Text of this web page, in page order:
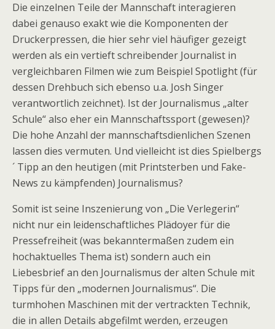
r
e
c
e
t
a
,
C
o
m
r
a
a
m
a
g
r
a
Die einzelnen Teile der Mannschaft interagieren
dabei genauso exakt wie die Komponenten der
Druckerpressen, die hier sehr viel häufiger gezeigt
werden als ein vertieft schreibender Journalist in
vergleichbaren Filmen wie zum Beispiel Spotlight (für
dessen Drehbuch sich ebenso u.a. Josh Singer
verantwortlich zeichnet). Ist der Journalismus „alter
Schule“ also eher ein Mannschaftssport (gewesen)?
Die hohe Anzahl der mannschaftsdienlichen Szenen
lassen dies vermuten. Und vielleicht ist dies Spielbergs
´ Tipp an den heutigen (mit Printsterben und Fake-
News zu kämpfenden) Journalismus?
Somit ist seine Inszenierung von „Die Verlegerin“
nicht nur ein leidenschaftliches Plädoyer für die
Pressefreiheit (was bekanntermaßen zudem ein
hochaktuelles Thema ist) sondern auch ein
Liebesbrief an den Journalismus der alten Schule mit
Tipps für den „modernen Journalismus“. Die
turmhohen Maschinen mit der vertrackten Technik,
die in allen Details abgefilmt werden, erzeugen